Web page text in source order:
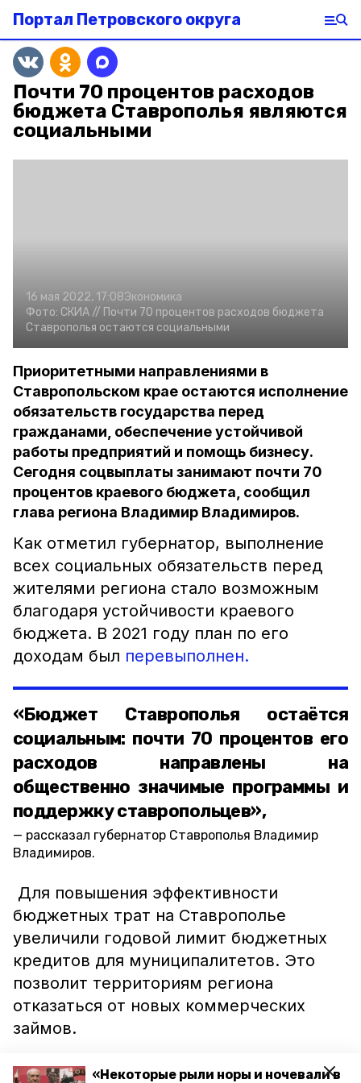
«Некоторые рыли норы и ночевали в
Портал Петровского округа
Почти 70 процентов расходов
бюджета Ставрополья являются
социальными
16 мая 2022, 17:08Экономика
Фото: СКИА // Почти 70 процентов расходов бюджета
Ставрополья остаются социальными
Приоритетными направлениями в
Ставропольском крае остаются исполнение
обязательств государства перед
гражданами, обеспечение устойчивой
работы предприятий и помощь бизнесу.
Сегодня соцвыплаты занимают почти 70
процентов краевого бюджета, сообщил
глава региона Владимир Владимиров.
Как отметил губернатор, выполнение
всех социальных обязательств перед
жителями региона стало возможным
благодаря устойчивости краевого
бюджета. В 2021 году план по его
доходам был перевыполнен.
«Бюджет Ставрополья остаётся
социальным: почти 70 процентов его
расходов направлены на
общественно значимые программы и
поддержку ставропольцев»,
рассказал губернатор Ставрополья Владимир
Владимиров.
Для повышения эффективности
бюджетных трат на Ставрополье
увеличили годовой лимит бюджетных
кредитов для муниципалитетов. Это
позволит территориям региона
отказаться от новых коммерческих
займов.